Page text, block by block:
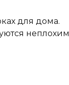
для дома.
неплохим